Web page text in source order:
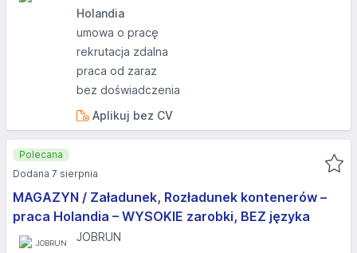
Holandia
umowa o pracę
rekrutacja zdalna
praca od zaraz
bez doświadczenia
Aplikuj bez CV
MAGAZYN / Załadunek, Rozładunek kontenerów –
praca Holandia – WYSOKIE zarobki, BEZ języka
JOBRUN
Polecana
Dodana 7 sierpnia